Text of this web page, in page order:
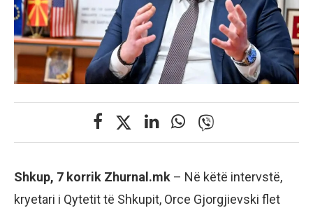
Shkup, 7 korrik Zhurnal.mk – Në këtë intervstë,
kryetari i Qytetit të Shkupit, Orce Gjorgjievski flet